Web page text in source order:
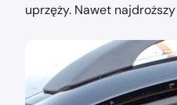
uprzęży. Nawet